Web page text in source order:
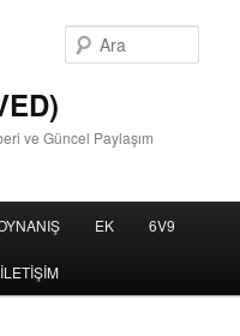
ve Güncel Paylaşım
EK 6V9
İLETİŞİM